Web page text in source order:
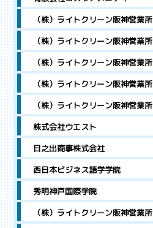
（株）ライトクリーン阪神営業所
（株）ライトクリーン阪神営業所
（株）ライトクリーン阪神営業所
（株）ライトクリーン阪神営業所
（株）ライトクリーン阪神営業所
株式会社ウエスト
日之出商事株式会社
西日本ビジネス語学学院
秀明神戸国際学院
（株）ライトクリーン阪神営業所